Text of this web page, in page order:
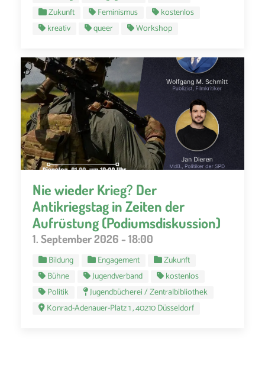
Zukunft
Feminismus
kostenlos
kreativ
queer Workshop
Nie wieder Krieg? Der
Antikriegstag in Zeiten der
Aufrüstung (Podiumsdiskussion)
1. September 2026 - 18:00
Bildung Engagement
Zukunft
Bühne
Jugendverband
kostenlos
Politik
Jugendbücherei / Zentralbibliothek
Konrad-Adenauer-Platz 1 , 40210 Düsseldorf